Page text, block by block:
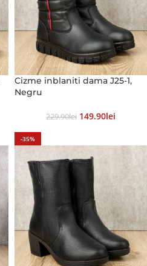
Cizme inblaniti dama J25-1,
Negru
229.90Lei 149.90Lei
-35%